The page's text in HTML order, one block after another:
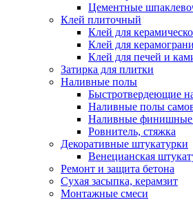
Цементные
Клей плиточный
Клей для
Клей для
Клей для печей и
Затирка для плитки
Наливные полы
Быстротвердеющие
Наливные полы
Наливные
Ровнитель, стяжка
Декоративные штукатурки
Венецианская
Ремонт и защита бетона
Сухая засыпка, керамзит
Монтажные смеси